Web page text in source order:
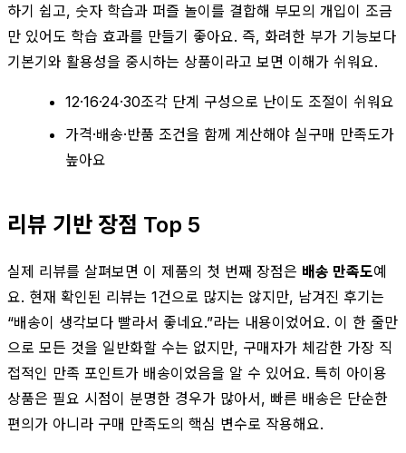
하기 쉽고, 숫자 학습과 퍼즐 놀이를 결합해 부모의 개입이 조금
만 있어도 학습 효과를 만들기 좋아요. 즉, 화려한 부가 기능보다
기본기와 활용성을 중시하는 상품이라고 보면 이해가 쉬워요.
12·16·24·30조각 단계 구성으로 난이도 조절이 쉬워요
가격·배송·반품 조건을 함께 계산해야 실구매 만족도가
높아요
리뷰 기반 장점 Top 5
실제 리뷰를 살펴보면 이 제품의 첫 번째 장점은 배송 만족도예
요. 현재 확인된 리뷰는 1건으로 많지는 않지만, 남겨진 후기는
“배송이 생각보다 빨라서 좋네요.”라는 내용이었어요. 이 한 줄만
으로 모든 것을 일반화할 수는 없지만, 구매자가 체감한 가장 직
접적인 만족 포인트가 배송이었음을 알 수 있어요. 특히 아이용
상품은 필요 시점이 분명한 경우가 많아서, 빠른 배송은 단순한
편의가 아니라 구매 만족도의 핵심 변수로 작용해요.